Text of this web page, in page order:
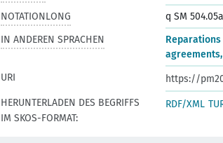
NOTATIONLONG
q SM
IN ANDEREN SPRACHEN
URI
https://
HERUNTERLADEN DES BEGRIFFS
IM SKOS-FORMAT:
RDF/XML